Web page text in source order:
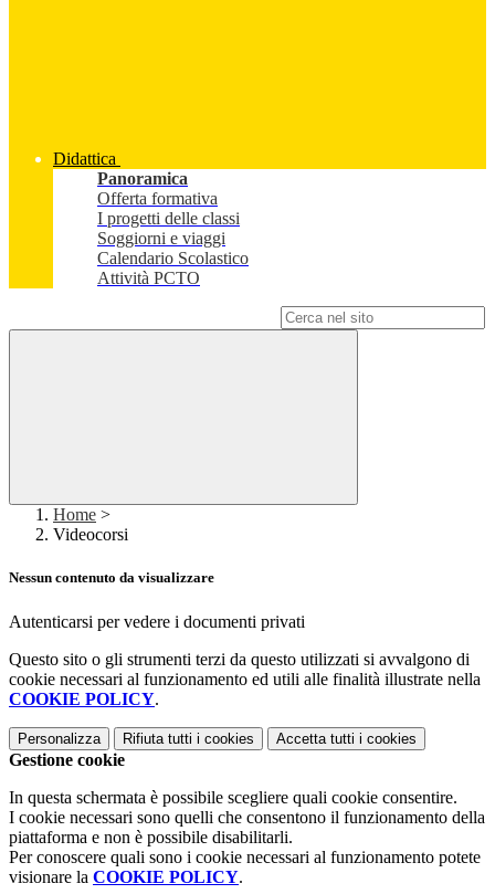
Didattica
Panoramica
Offerta formativa
I progetti delle classi
Soggiorni e viaggi
Calendario Scolastico
Attività PCTO
Home >
Videocorsi
Nessun contenuto da visualizzare
Autenticarsi per vedere i documenti privati
Questo sito o gli strumenti terzi da questo utilizzati si avvalgono di
cookie necessari al funzionamento ed utili alle finalità illustrate nella
COOKIE POLICY.
Personalizza Rifiuta tutti i cookies Accetta tutti i cookies
Gestione cookie
In questa schermata è possibile scegliere quali cookie consentire.
I cookie necessari sono quelli che consentono il funzionamento della
piattaforma e non è possibile disabilitarli.
Per conoscere quali sono i cookie necessari al funzionamento potete
visionare la COOKIE POLICY.